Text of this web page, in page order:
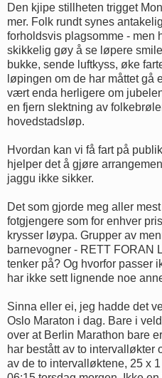
Den kjipe stillheten trigget
mer. Folk rundt synes
forholdsvis plagsomme - men
skikkelig gøy å se løpere
bukke, sende luftkyss, øke
løpingen om de har måttet gå
vært enda herligere om
en fjern slektning av
hovedstadsløp.
Hvordan kan vi få fart på
hjelper det å gjøre
jaggu ikke sikker.
Det som gjorde meg aller
fotgjengere som for enhver
krysser løypa. Grupper av
barnevogner - RETT FORAN
tenker på? Og hvorfor passer
har ikke sett lignende noe
Sinna eller ei, jeg hadde det
Oslo Maraton i dag. Bare i
over at Berlin Marathon bare
har bestått av to intervalløkter
av de to intervalløktene, 25 x